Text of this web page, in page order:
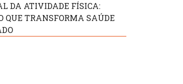
DA ATIVIDADE FÍSICA:
QUE TRANSFORMA SAÚDE